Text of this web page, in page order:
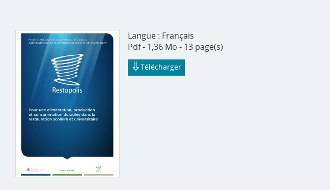
Langue : Français
Pdf - 1,36 Mo - 13 page(s)
Télécharger